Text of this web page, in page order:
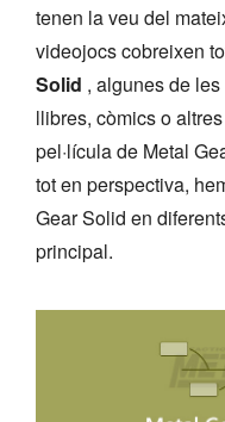
tenen la veu del
videojocs cobreixen
Solid , algunes de
llibres, còmics o
pel·lícula de Metal
tot en perspectiva,
Gear Solid en
principal.